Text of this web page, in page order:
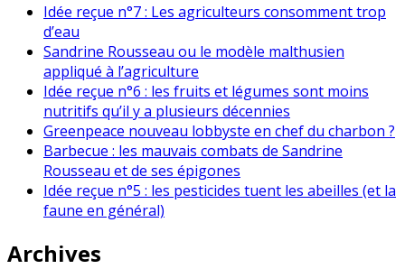
Idée reçue n°7 : Les agriculteurs consomment trop
d’eau
Sandrine Rousseau ou le modèle malthusien
appliqué à l’agriculture
Idée reçue n°6 : les fruits et légumes sont moins
nutritifs qu’il y a plusieurs décennies
Greenpeace nouveau lobbyste en chef du charbon ?
Barbecue : les mauvais combats de Sandrine
Rousseau et de ses épigones
Idée reçue n°5 : les pesticides tuent les abeilles (et la
faune en général)
Archives